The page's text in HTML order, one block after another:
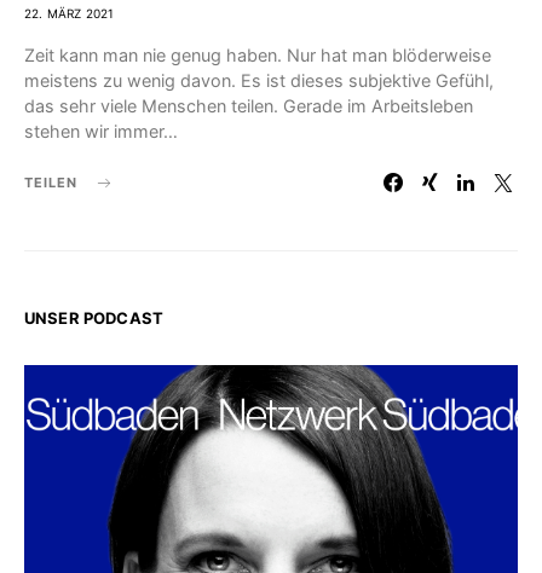
22. MÄRZ 2021
Zeit kann man nie genug haben. Nur hat man blöderweise
meistens zu wenig davon. Es ist dieses subjektive Gefühl,
das sehr viele Menschen teilen. Gerade im Arbeitsleben
stehen wir immer…
TEILEN
UNSER PODCAST